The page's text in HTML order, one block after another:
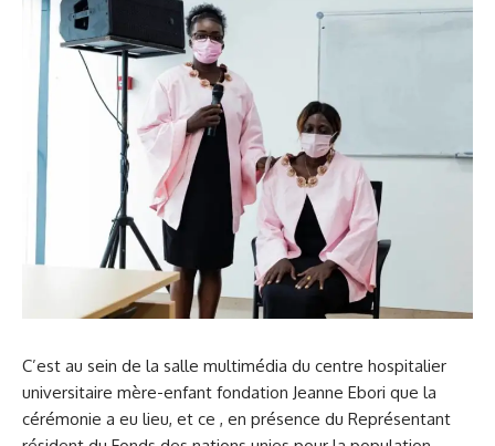
C’est au sein de la salle multimédia du centre hospitalier
universitaire mère-enfant fondation Jeanne Ebori que la
cérémonie a eu lieu, et ce , en présence du Représentant